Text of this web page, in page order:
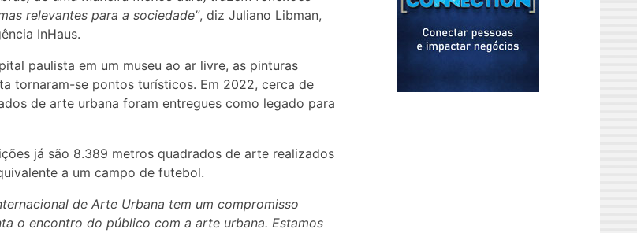
relevantes para a sociedade”, diz Juliano Libman,
InHaus.
paulista em um museu ao ar livre, as pinturas
tornaram-se pontos turísticos. Em 2022, cerca de
de arte urbana foram entregues como legado para
já são 8.389 metros quadrados de arte realizados
a um campo de futebol.
de Arte Urbana tem um compromisso
o encontro do público com a arte urbana. Estamos